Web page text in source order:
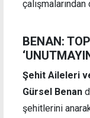
BENAN:
Şehit Aileleri
Gürsel Benan
şehitlerini